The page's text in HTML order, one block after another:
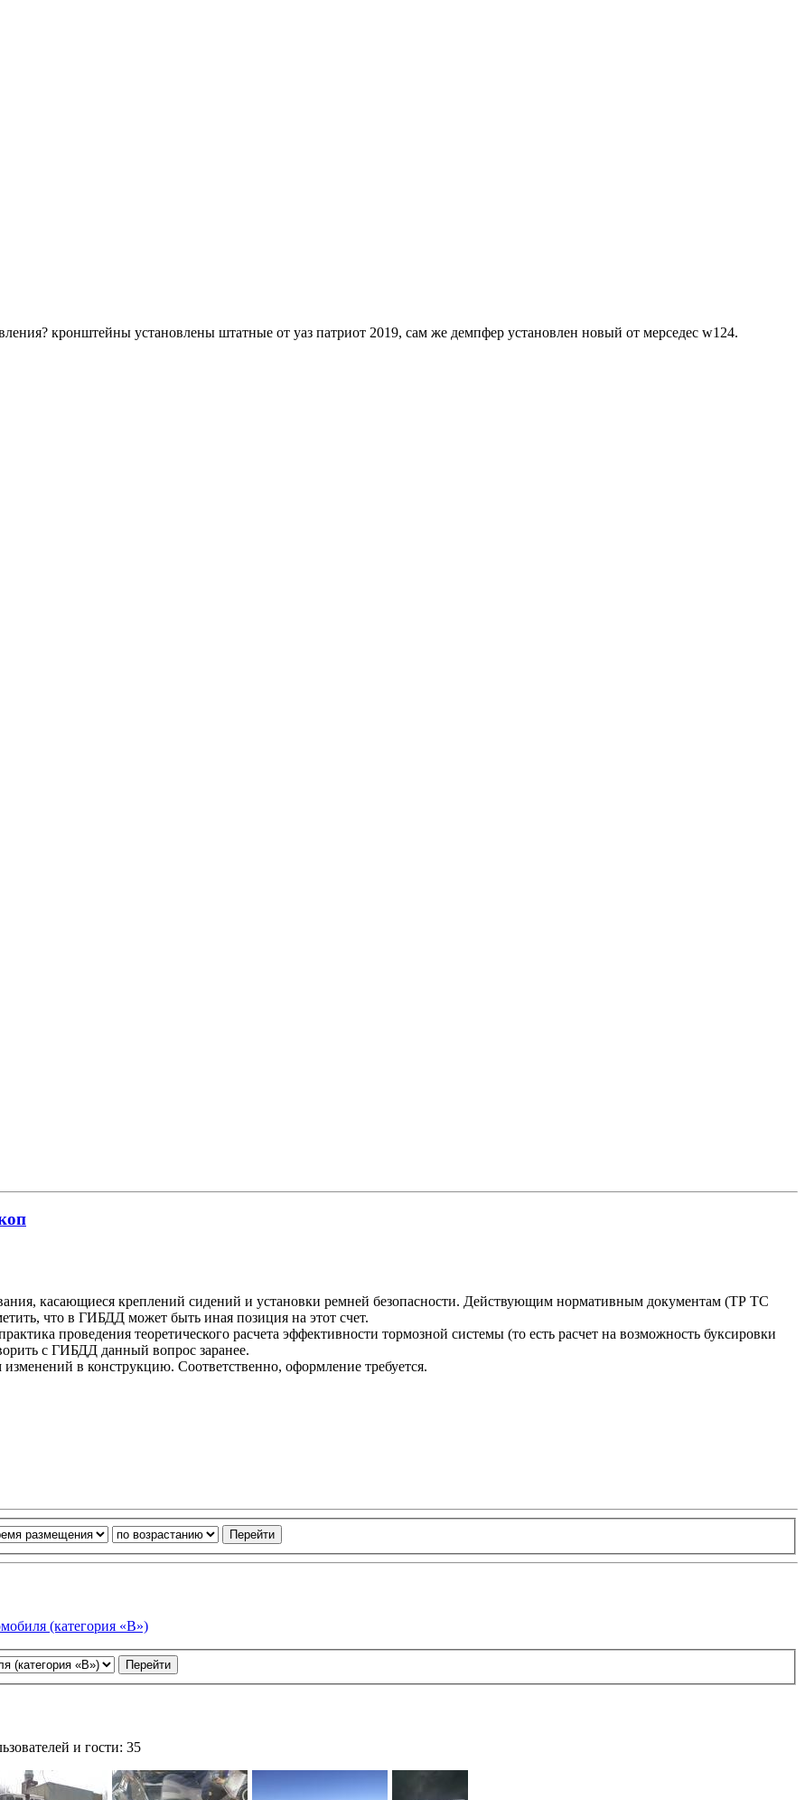
кронштейны установлены штатные от уаз патриот 2019, сам же демпфер установлен новый от мерседес w124.
касающиеся креплений сидений и установки ремней безопасности. Действующим нормативным документам (ТР ТС
что в ГИБДД может быть иная позиция на этот счет.
проведения теоретического расчета эффективности тормозной системы (то есть расчет на возможность буксировки
с ГИБДД данный вопрос заранее.
в конструкцию. Соответственно, оформление требуется.
(категория «В»)
и гости: 35